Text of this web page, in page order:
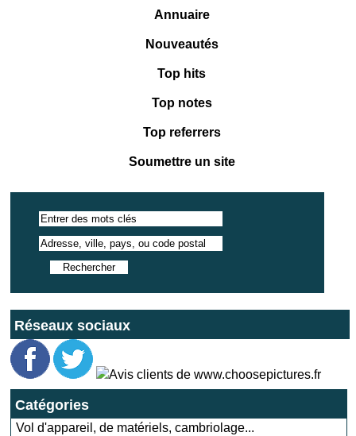
Annuaire
Nouveautés
Top hits
Top notes
Top referrers
Soumettre un site
Réseaux sociaux
Catégories
Vol d'appareil, de matériels, cambriolage...